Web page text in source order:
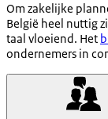
Om zakelijke
België heel nuttig
taal vloeiend. Het
ondernemers in